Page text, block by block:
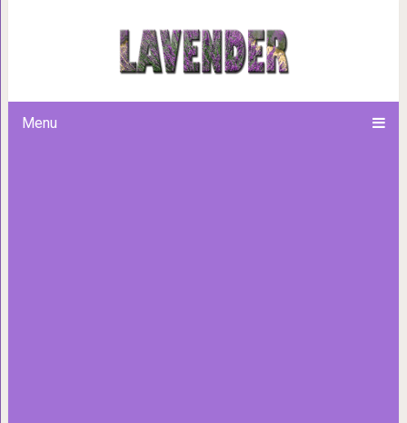
Menu
12 лайфхаков с
значительно